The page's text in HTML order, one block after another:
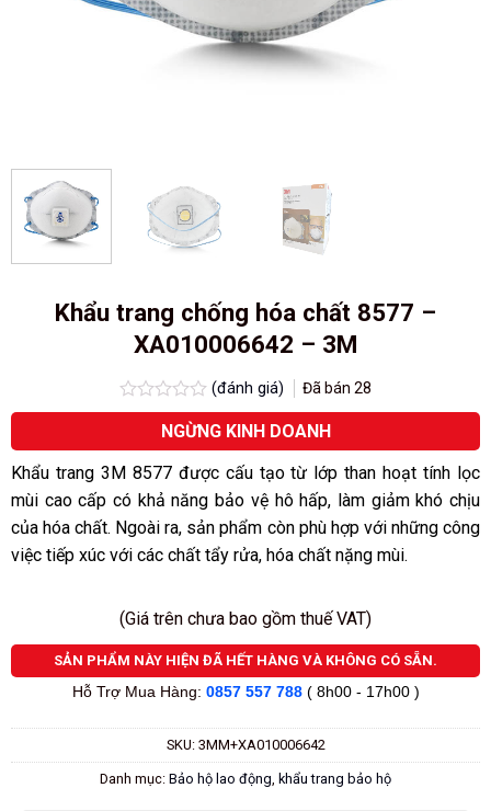
Khẩu trang chống hóa chất 8577 –
XA010006642 – 3M
Được
hạng
0.0
5
sao
(đánh giá) Đã bán28
NGỪNG KINH DOANH
Khẩu trang 3M 8577 được cấu tạo từ lớp than hoạt tính lọc
mùi cao cấp có khả năng bảo vệ hô hấp, làm giảm khó chịu
của hóa chất. Ngoài ra, sản phẩm còn phù hợp với những công
việc tiếp xúc với các chất tẩy rửa, hóa chất nặng mùi.
(Giá trên chưa bao gồm thuế VAT)
SẢN PHẨM NÀY HIỆN ĐÃ HẾT HÀNG VÀ KHÔNG CÓ SẴN.
Hỗ Trợ Mua Hàng: 0857 557 788 ( 8h00 - 17h00 )
SKU: 3MM+XA010006642
Danh mục: Bảo hộ lao động, khẩu trang bảo hộ